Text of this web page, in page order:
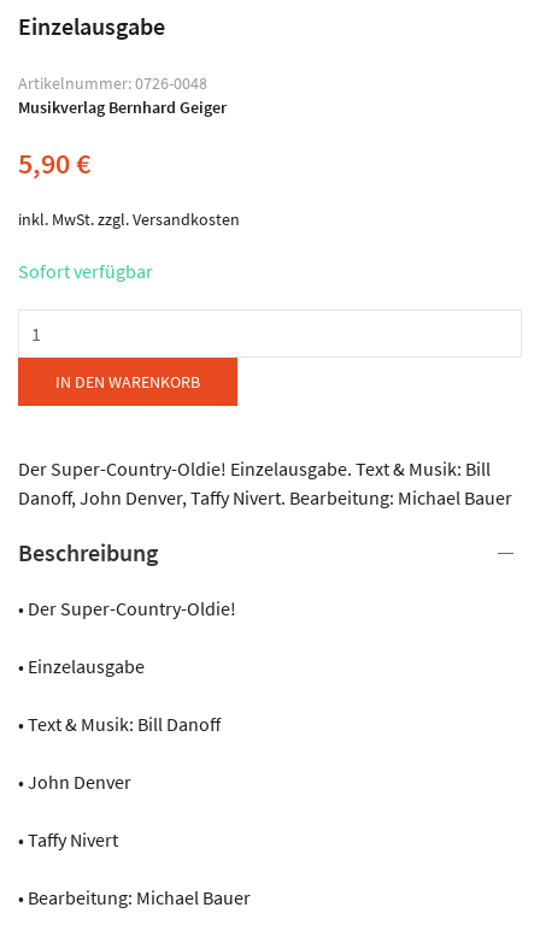
Einzelausgabe
Artikelnummer:0726-0048
Musikverlag Bernhard Geiger
5,90€
inkl. MwSt.zzgl.Versandkosten
Sofort verfügbar
Geiger
Take
Home,
Country
Menge
IN DEN WARENKORB
Der Super-Country-Oldie! Einzelausgabe. Text & Musik: Bill
Danoff, John Denver, Taffy Nivert. Bearbeitung: Michael Bauer
Beschreibung
• Der Super-Country-Oldie!
• Einzelausgabe
• Text & Musik: Bill Danoff
• John Denver
• Taffy Nivert
• Bearbeitung: Michael Bauer